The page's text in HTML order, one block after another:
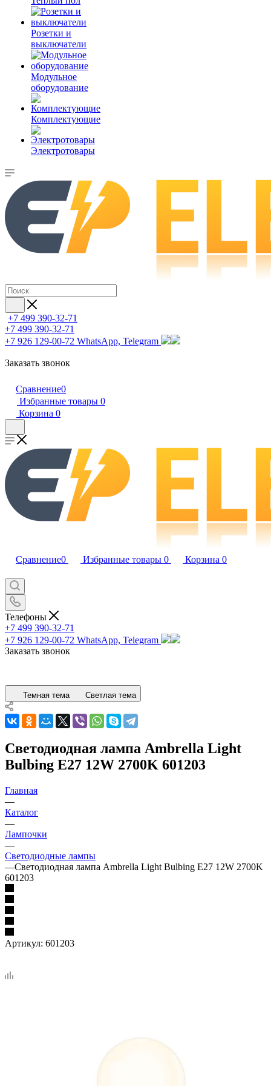
Розетки и
выключатели
Модульное
оборудование
Комплектующие
Электротовары
+7 499 390-32-71
+7 499 390-32-71
+7 926 129-00-72 WhatsApp, Telegram
Заказать звонок
Сравнение0
Избранные товары 0
Корзина 0
Сравнение0 Избранные товары 0 Корзина 0
Телефоны
+7 499 390-32-71
+7 926 129-00-72 WhatsApp, Telegram
Заказать звонок
Темная тема Светлая тема
Светодиодная лампа Ambrella Light
Bulbing E27 12W 2700K 601203
Главная
—
Каталог
—
Лампочки
—
Светодиодные лампы
—Светодиодная лампа Ambrella Light Bulbing E27 12W 2700K
601203
Артикул: 601203